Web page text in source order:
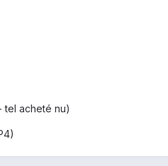
tel acheté nu)